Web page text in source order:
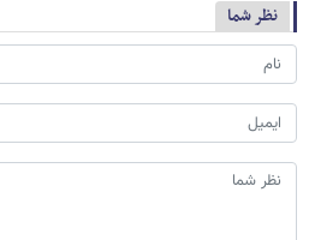
نظر شما